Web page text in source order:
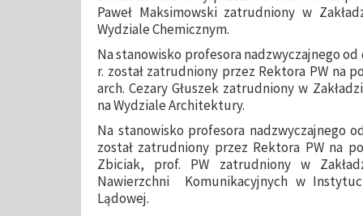
Paweł Maksimowski zatrudniony w
Wydziale Chemicznym.
Na stanowisko profesora nadzwyczajnego od
r. został zatrudniony przez Rektora PW na
arch. Cezary Głuszek zatrudniony w
na Wydziale Architektury.
Na stanowisko profesora nadzwyczajnego
został zatrudniony przez Rektora PW na
Zbiciak, prof. PW zatrudniony w
Nawierzchni Komunikacyjnych w
Lądowej.